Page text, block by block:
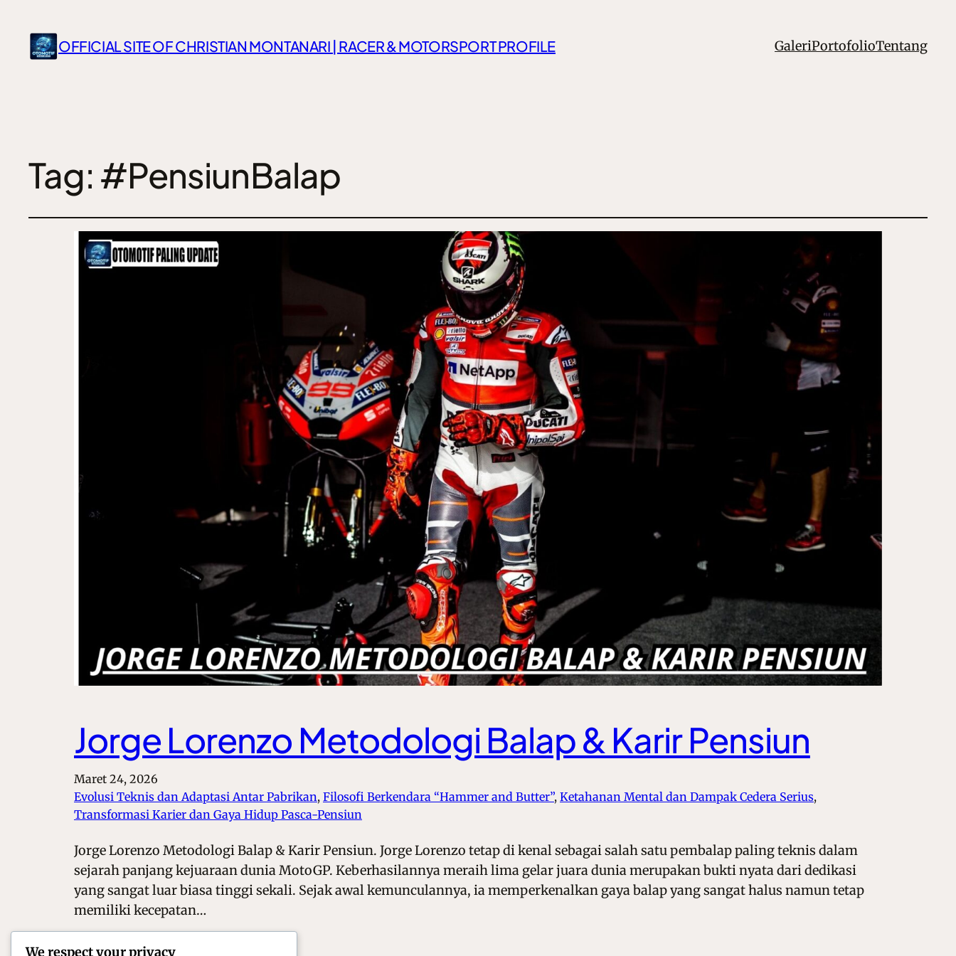
OFFICIAL SITE OF CHRISTIAN MONTANARI | RACER & MOTORSPORT PROFILE GaleriPortofolioTentang
Tag: #PensiunBalap
Jorge Lorenzo Metodologi Balap & Karir Pensiun
Maret 24, 2026
Evolusi Teknis dan Adaptasi Antar Pabrikan, Filosofi Berkendara “Hammer and Butter”, Ketahanan Mental dan Dampak Cedera Serius
Transformasi Karier dan Gaya Hidup Pasca-Pensiun
Jorge Lorenzo Metodologi Balap & Karir Pensiun. Jorge Lorenzo tetap di kenal sebagai salah satu pembalap paling teknis dalam
sejarah panjang kejuaraan dunia MotoGP. Keberhasilannya meraih lima gelar juara dunia merupakan bukti nyata dari dedikasi
yang sangat luar biasa tinggi sekali. Sejak awal kemunculannya, ia memperkenalkan gaya balap yang sangat halus namun tetap
memiliki kecepatan…
We respect your privacy